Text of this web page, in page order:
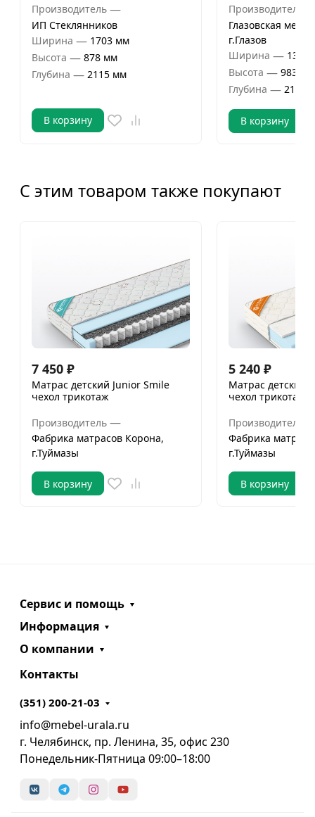
Производитель —
ИП Стеклянников
Ширина — 1703 мм
Высота — 878 мм
Глубина — 2115 мм
В корзину
Производитель
Глазовская
г.Глазов
Ширина — 1300
Высота — 983 мм
Глубина — 2100
В корзину
С этим товаром также покупают
7 450 ₽
Матрас детский Junior Smile
чехол трикотаж
Производитель —
Фабрика матрасов Корона,
г.Туймазы
В корзину
5 240 ₽
Матрас детский
чехол трикотаж
Производитель
Фабрика
г.Туймазы
В корзину
Сервис и помощь
Информация
О компании
Контакты
(351) 200-21-03
info@mebel-urala.ru
г. Челябинск, пр. Ленина, 35, офис 230
Понедельник-Пятница 09:00–18:00